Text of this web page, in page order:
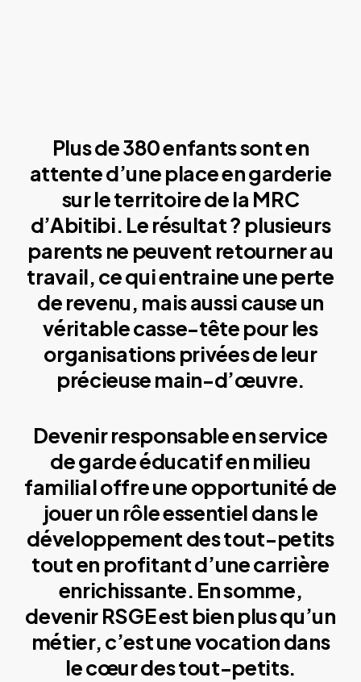
Plus de 380 enfants sont en
attente d’une place en garderie
sur le territoire de la MRC
d’Abitibi. Le résultat ? plusieurs
parents ne peuvent retourner au
travail, ce qui entraine une perte
de revenu, mais aussi cause un
véritable casse-tête pour les
organisations privées de leur
précieuse main-d’œuvre.
Devenir responsable en service
de garde éducatif en milieu
familial offre une opportunité de
jouer un rôle essentiel dans le
développement des tout-petits
tout en profitant d’une carrière
enrichissante. En somme,
devenir RSGE est bien plus qu’un
métier, c’est une vocation dans
le cœur des tout-petits.